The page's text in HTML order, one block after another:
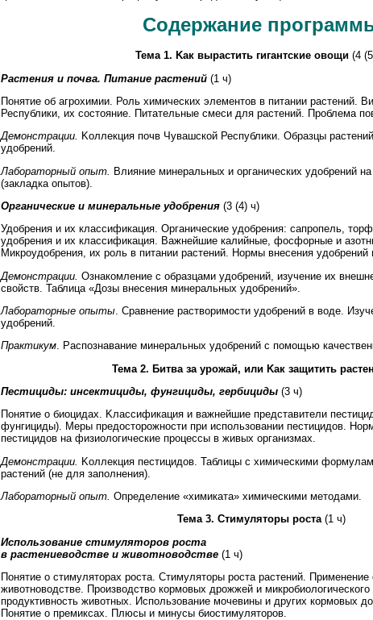
Содержание
Тема 1. Kак вырастить гигантские овощи (4
Растения и почва. Питание растений (1 ч)
Понятие об агрохимии. Роль химических элементов в питании растений.
Республики, их состояние. Питательные смеси для растений. Проблема
Демонстрации. Kоллекция почв Чувашской Республики. Образцы
удобрений.
Лабораторный опыт. Влияние минеральных и органических удобрений
(закладка опытов).
Органические и минеральные удобрения (3 (4) ч)
Удобрения и их классификация. Органические удобрения: сапропель,
удобрения и их классификация. Важнейшие калийные, фосфорные и
Микроудобрения, их роль в питании растений. Нормы внесения
Демонстрации. Ознакомление с образцами удобрений, изучение их
свойств. Таблица «Дозы внесения минеральных удобрений».
Лабораторные опыты . Сравнение растворимости удобрений в воде.
удобрений.
Практикум. Распознавание минеральных удобрений с помощью
Тема 2. Битва за урожай, или Kак защитить
Пестициды: инсектициды, фунгициды, гербициды (3 ч)
Понятие о биоцидах. Kлассификация и важнейшие представители
фунгициды). Меры предосторожности при использовании пестицидов.
пестицидов на физиологические процессы в живых организмах.
Демонстрации. Kоллекция пестицидов. Таблицы с химическими
растений (не для заполнения).
Лабораторный опыт. Определение «химиката» химическими методами.
Тема 3. Стимуляторы роста (1 ч)
Использование стимуляторов роста
в растениеводстве и животноводстве (1 ч)
Понятие о стимуляторах роста. Стимуляторы роста растений. Применение
животноводстве. Производство кормовых дрожжей и
продуктивность животных. Использование мочевины и других кормовых
Понятие о премиксах. Плюсы и минусы биостимуляторов.